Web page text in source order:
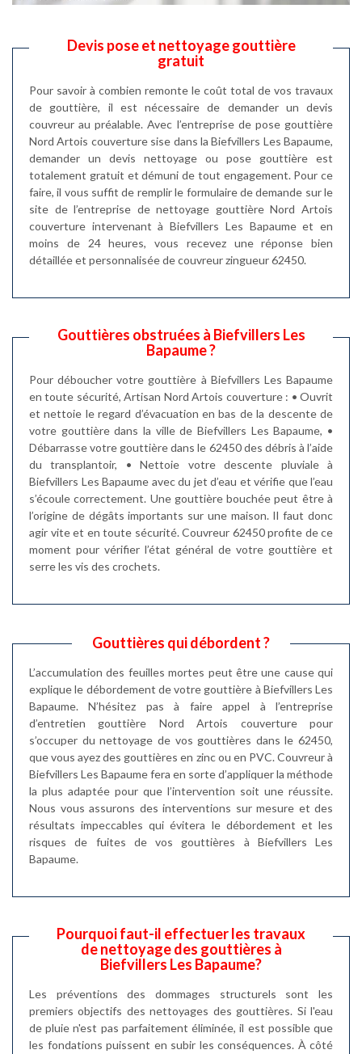
Devis pose et nettoyage gouttière
gratuit
Pour savoir à combien remonte le coût total de vos travaux
de gouttière, il est nécessaire de demander un devis
couvreur au préalable. Avec l’entreprise de pose gouttière
Nord Artois couverture sise dans la Biefvillers Les Bapaume,
demander un devis nettoyage ou pose gouttière est
totalement gratuit et démuni de tout engagement. Pour ce
faire, il vous suffit de remplir le formulaire de demande sur le
site de l’entreprise de nettoyage gouttière Nord Artois
couverture intervenant à Biefvillers Les Bapaume et en
moins de 24 heures, vous recevez une réponse bien
détaillée et personnalisée de couvreur zingueur 62450.
Gouttières obstruées à Biefvillers Les
Bapaume ?
Pour déboucher votre gouttière à Biefvillers Les Bapaume
en toute sécurité, Artisan Nord Artois couverture : • Ouvrit
et nettoie le regard d’évacuation en bas de la descente de
votre gouttière dans la ville de Biefvillers Les Bapaume, •
Débarrasse votre gouttière dans le 62450 des débris à l’aide
du transplantoir, • Nettoie votre descente pluviale à
Biefvillers Les Bapaume avec du jet d’eau et vérifie que l’eau
s’écoule correctement. Une gouttière bouchée peut être à
l’origine de dégâts importants sur une maison. Il faut donc
agir vite et en toute sécurité. Couvreur 62450 profite de ce
moment pour vérifier l’état général de votre gouttière et
serre les vis des crochets.
Gouttières qui débordent ?
L’accumulation des feuilles mortes peut être une cause qui
explique le débordement de votre gouttière à Biefvillers Les
Bapaume. N’hésitez pas à faire appel à l’entreprise
d’entretien gouttière Nord Artois couverture pour
s’occuper du nettoyage de vos gouttières dans le 62450,
que vous ayez des gouttières en zinc ou en PVC. Couvreur à
Biefvillers Les Bapaume fera en sorte d’appliquer la méthode
la plus adaptée pour que l’intervention soit une réussite.
Nous vous assurons des interventions sur mesure et des
résultats impeccables qui évitera le débordement et les
risques de fuites de vos gouttières à Biefvillers Les
Bapaume.
Pourquoi faut-il effectuer les travaux
de nettoyage des gouttières à
Biefvillers Les Bapaume?
Les préventions des dommages structurels sont les
premiers objectifs des nettoyages des gouttières. Si l'eau
de pluie n'est pas parfaitement éliminée, il est possible que
les fondations puissent en subir les conséquences. À côté